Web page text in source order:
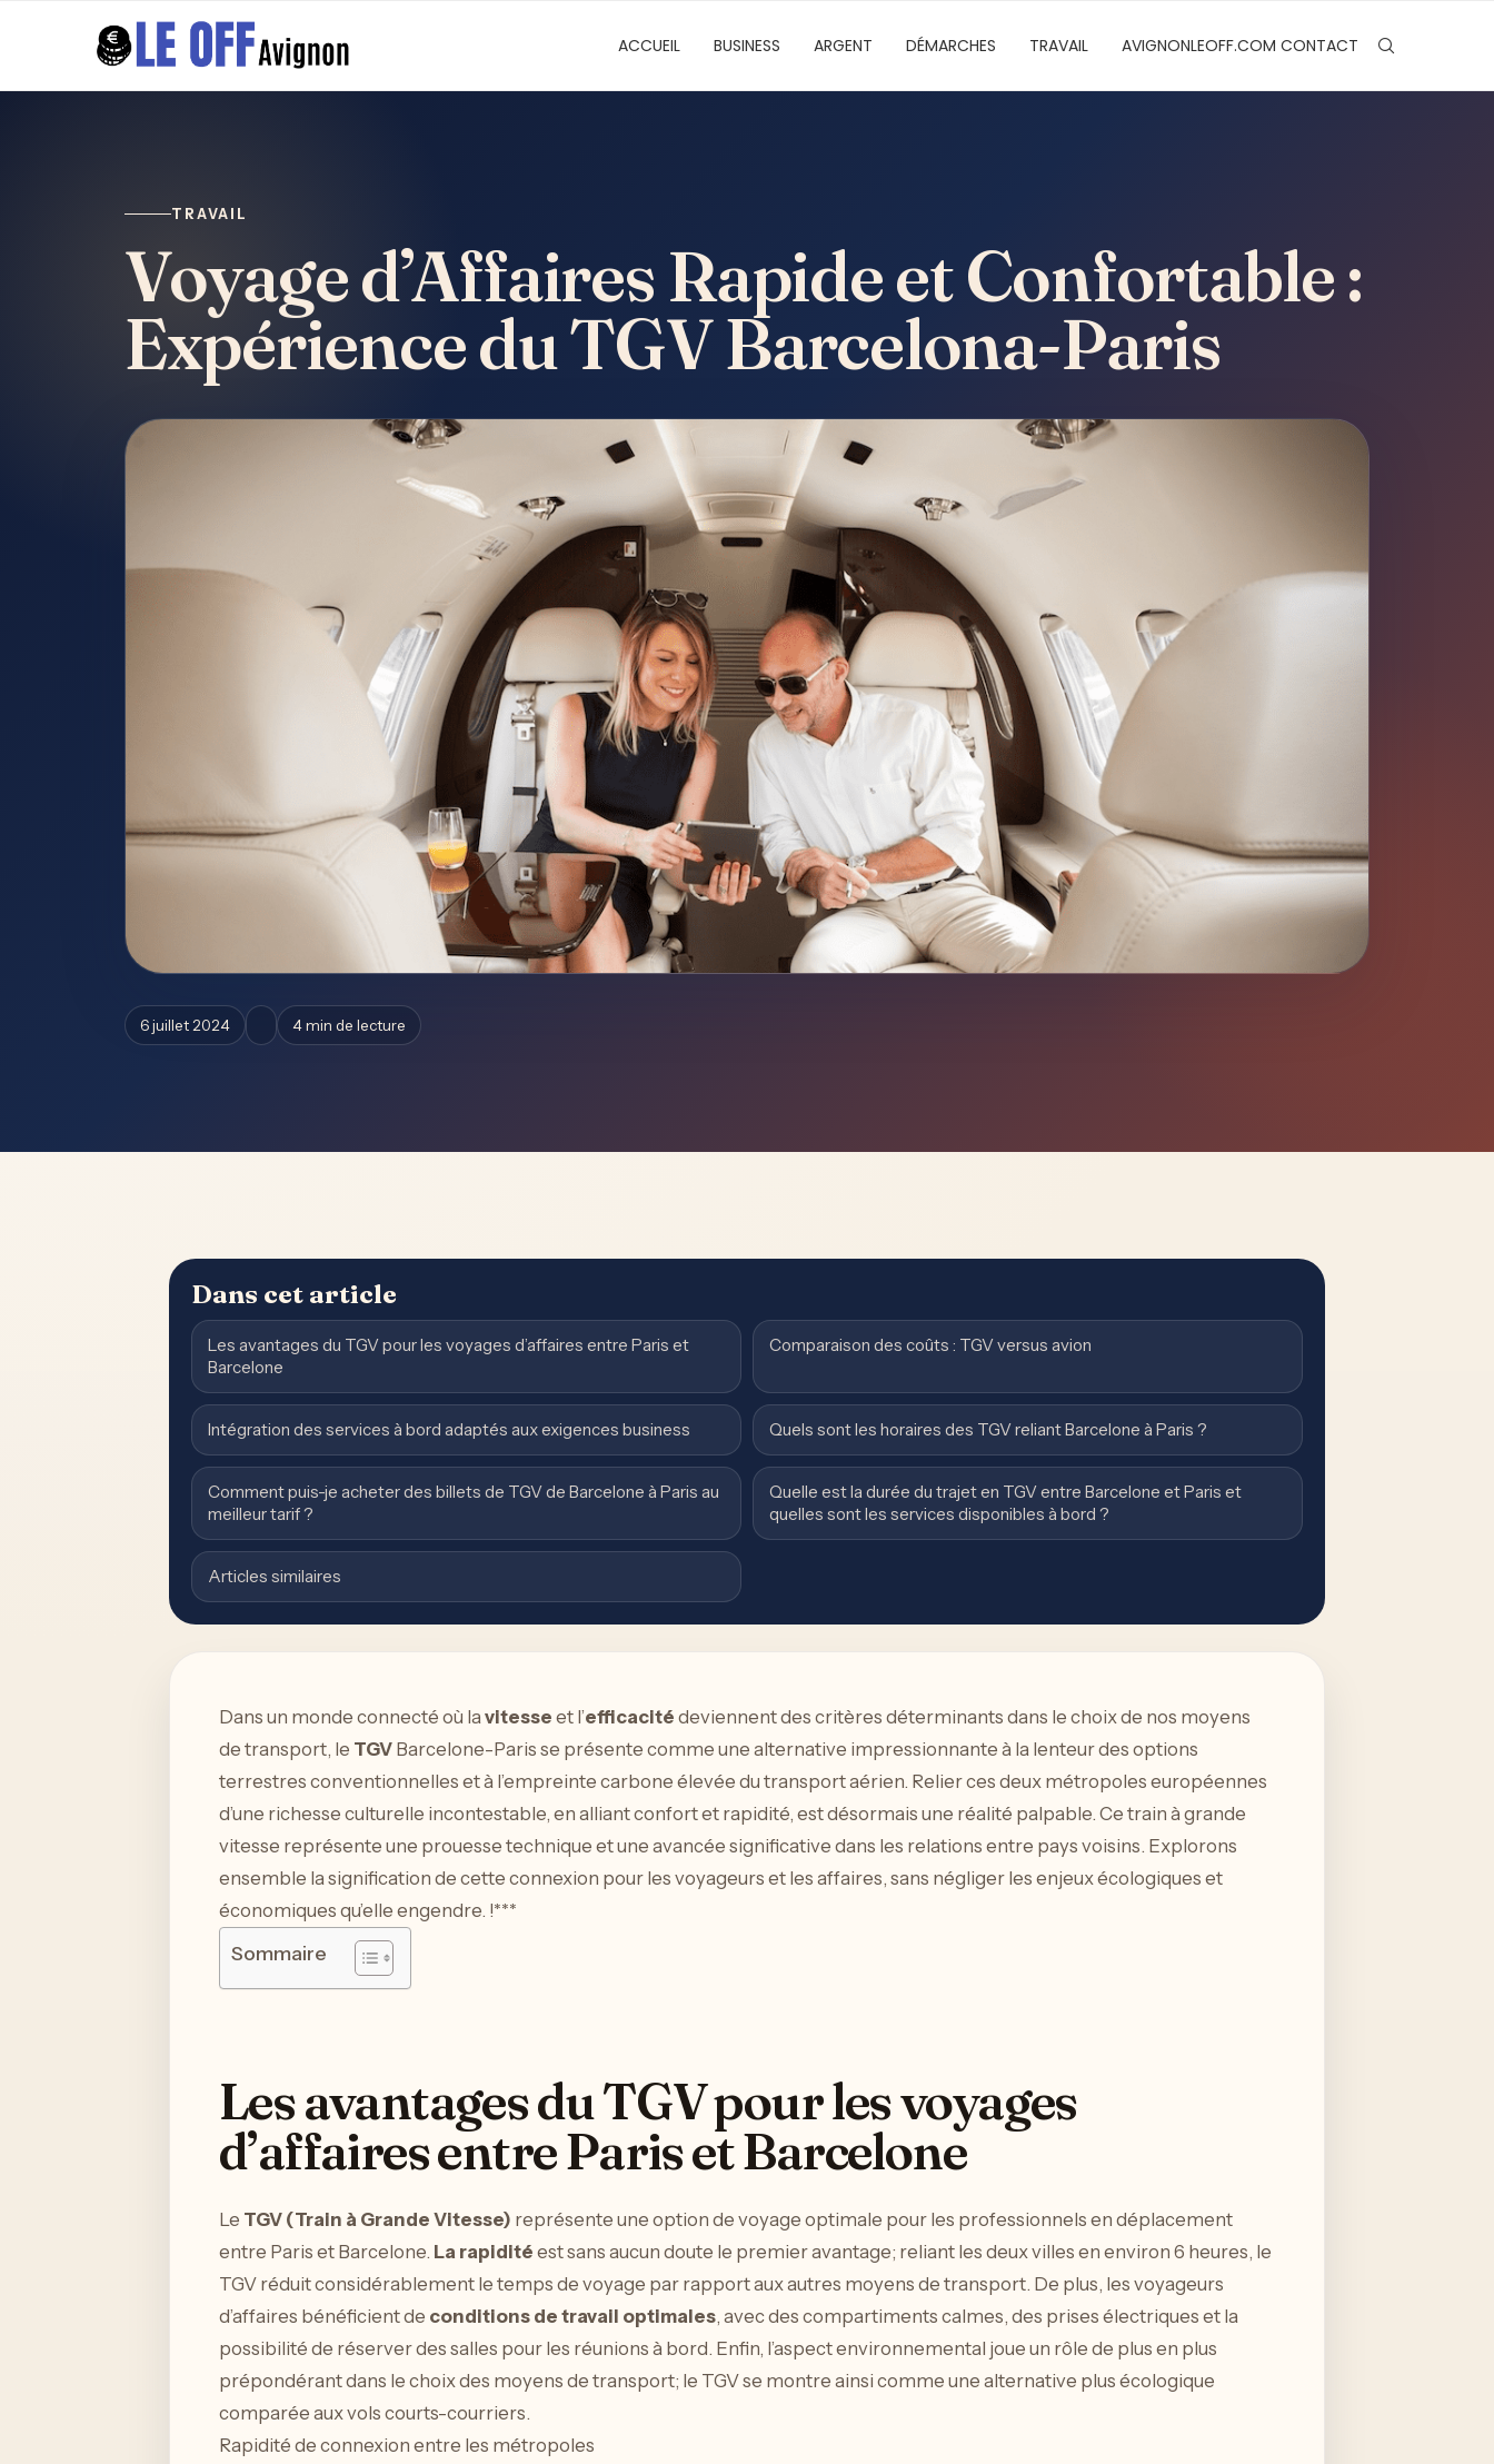
ACCUEIL BUSINESS ARGENT DÉMARCHES TRAVAIL AVIGNONLEOFF.COM CONTACT
TRAVAIL
Voyage d’Affaires Rapide et Confortable :
Expérience du TGV Barcelona-Paris
6 juillet 2024 4 min de lecture
Dans cet article
Les avantages du TGV pour les voyages d’affaires entre Paris et
Barcelone
Comparaison des coûts : TGV versus avion
Intégration des services à bord adaptés aux exigences business Quels sont les horaires des TGV reliant Barcelone à Paris ?
Comment puis-je acheter des billets de TGV de Barcelone à Paris au
meilleur tarif ?
Quelle est la durée du trajet en TGV entre Barcelone et Paris et
quelles sont les services disponibles à bord ?
Articles similaires
Dans un monde connecté où lavitesse et l’efficacité deviennent des critères déterminants dans le choix de nos moyens
de transport, le TGV Barcelone-Paris se présente comme une alternative impressionnante à la lenteur des options
terrestres conventionnelles et à l’empreinte carbone élevée du transport aérien. Relier ces deux métropoles européennes
d’une richesse culturelle incontestable, en alliant confort et rapidité, est désormais une réalité palpable. Ce train à grande
vitesse représente une prouesse technique et une avancée significative dans les relations entre pays voisins. Explorons
ensemble la signification de cette connexion pour les voyageurs et les affaires, sans négliger les enjeux écologiques et
économiques qu’elle engendre. !***
Sommaire
Les avantages du TGV pour les voyages
d’affaires entre Paris et Barcelone
Le TGV (Train à Grande Vitesse) représente une option de voyage optimale pour les professionnels en déplacement
entre Paris et Barcelone. La rapidité est sans aucun doute le premier avantage; reliant les deux villes en environ 6 heures, le
TGV réduit considérablement le temps de voyage par rapport aux autres moyens de transport. De plus, les voyageurs
d’affaires bénéficient de conditions de travail optimales, avec des compartiments calmes, des prises électriques et la
possibilité de réserver des salles pour les réunions à bord. Enfin, l’aspect environnemental joue un rôle de plus en plus
prépondérant dans le choix des moyens de transport; le TGV se montre ainsi comme une alternative plus écologique
comparée aux vols courts-courriers.
Rapidité de connexion entre les métropoles